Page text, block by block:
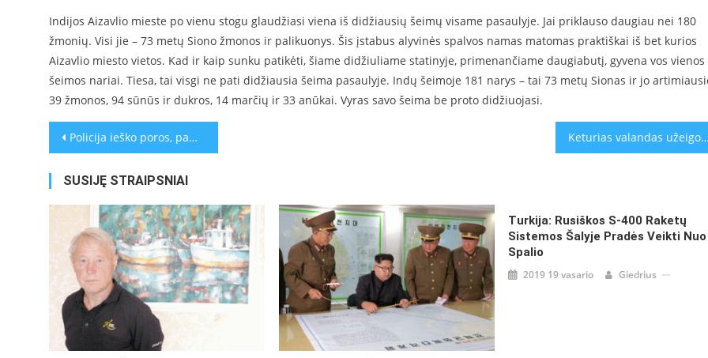
Indijos Aizavlio mieste po vienu stogu glaudžiasi viena iš didžiausių šeimų visame pasaulyje. Jai priklauso daugiau nei 180
žmonių. Visi jie – 73 metų Siono žmonos ir palikuonys. Šis įstabus alyvinės spalvos namas matomas praktiškai iš bet kurios
Aizavlio miesto vietos. Kad ir kaip sunku patikėti, šiame didžiuliame statinyje, primenančiame daugiabutį, gyvena vos vienos
šeimos nariai. Tiesa, tai visgi ne pati didžiausia šeima pasaulyje. Indų šeimoje 181 narys – tai 73 metų Sionas ir jo
39 žmonos, 94 sūnūs ir dukros, 14 marčių ir 33 anūkai. Vyras savo šeima be proto didžiuojasi.
Navigacija
tarp
įrašų
Policija ieško poros, pametusios sužadėtuvių žiedą Taimso aikštėje Keturias valandas užeigoje praleidęs
SUSIJĘ STRAIPSNIAI
Turkija: Rusiškos S-400 Raketų
Sistemos Šalyje Pradės Veikti Nuo
Spalio
2019 19 vasario Giedrius